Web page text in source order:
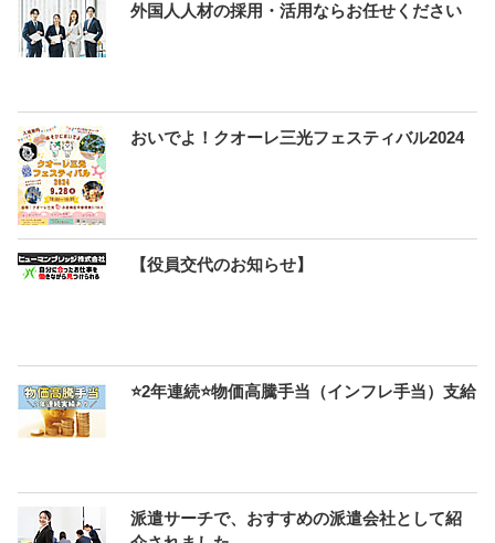
外国人人材の採用・活用ならお任せください
おいでよ！クオーレ三光フェスティバル2024
【役員交代のお知らせ】
⭐2年連続⭐物価高騰手当（インフレ手当）支給
派遣サーチで、おすすめの派遣会社として紹